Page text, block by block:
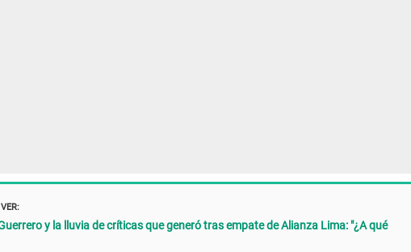
y la lluvia de críticas que generó tras empate de Alianza Lima: "¿A qué